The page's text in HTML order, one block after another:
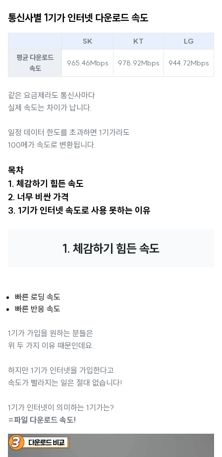
통신사별 1기가 인터넷 다운로드 속도
SK KT
LG
평균 다운로드
속도
965.46Mbps 978.92Mbps 944.72Mbps
같은 요금제라도 통신사마다
실제 속도는 차이가 납니다.
일정 데이터 한도를 초과하면 1기가라도
100메가 속도로 변환됩니다.
목차
1. 체감하기 힘든 속도
2. 너무 비싼 가격
3. 1기가 인터넷 속도로 사용 못하는 이유
1. 체감하기 힘든 속도
빠른 로딩 속도
빠른 반응 속도
1기가 가입을 원하는 분들은
위 두 가지 이유 때문인데요.
하지만 1기가 인터넷을 가입한다고
속도가 빨라지는 일은 절대 없습니다!
1기가 인터넷이 의미하는 1기가는?
=파일 다운로드 속도!